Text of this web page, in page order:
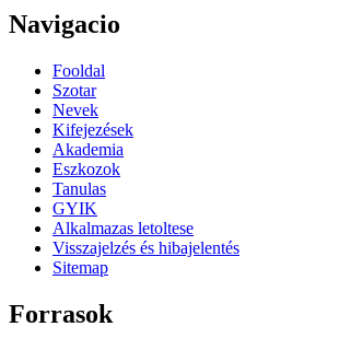
Navigacio
Fooldal
Szotar
Nevek
Kifejezések
Akademia
Eszkozok
Tanulas
GYIK
Alkalmazas letoltese
Visszajelzés és hibajelentés
Sitemap
Forrasok